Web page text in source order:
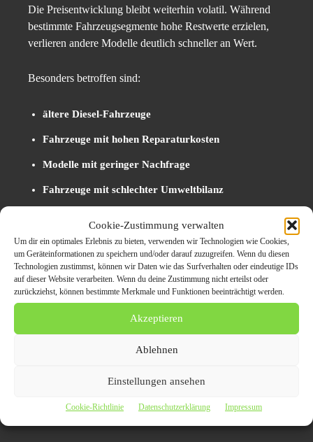
Cookie-Zustimmung verwalten
Um dir ein optimales Erlebnis zu bieten, verwenden wir Technologien wie Cookies,
um Geräteinformationen zu speichern und/oder darauf zuzugreifen. Wenn du diesen
Technologien zustimmst, können wir Daten wie das Surfverhalten oder eindeutige IDs
auf dieser Website verarbeiten. Wenn du deine Zustimmung nicht erteilst oder
zurückziehst, können bestimmte Merkmale und Funktionen beeinträchtigt werden.
Akzeptieren
Ablehnen
Einstellungen ansehen
Cookie-Richtlinie Datenschutzerklärung Impressum
Die Preisentwicklung bleibt weiterhin volatil. Während
bestimmte Fahrzeugsegmente hohe Restwerte erzielen,
verlieren andere Modelle deutlich schneller an Wert.
Besonders betroffen sind:
ältere Diesel-Fahrzeuge
Fahrzeuge mit hohen Reparaturkosten
Modelle mit geringer Nachfrage
Fahrzeuge mit schlechter Umweltbilanz
Gleichzeitig sorgen Lieferengpässe bei Neuwagen
weiterhin dafür, dass viele Gebrauchtwagenpreise auf
vergleichsweise hohem Niveau bleiben.
Transparenz und Sicherheit
werden wichtiger
und nachvollziehbare Bewertungen. Besonders beim
Sicherheit eine wichtige Rolle.